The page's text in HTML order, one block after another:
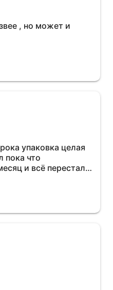
, но может и
упаковка целая
пока что
и всё перестал
топлива , очень